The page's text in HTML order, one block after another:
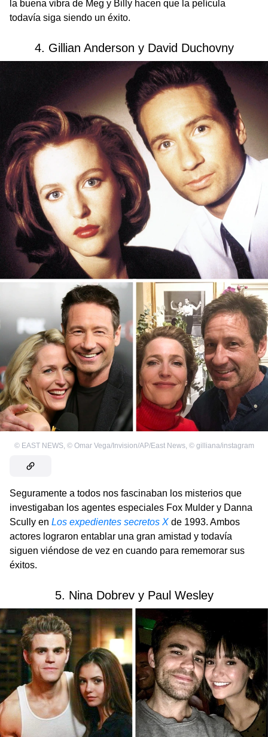
la buena vibra de Meg y Billy hacen que la película
todavía siga siendo un éxito.
4. Gillian Anderson y David Duchovny
© EAST NEWS, © Omar Vega/Invision/AP/East News, © gilliana/instagram
Seguramente a todos nos fascinaban los misterios que
investigaban los agentes especiales Fox Mulder y Danna
Scully en Los expedientes secretos X de 1993. Ambos
actores lograron entablar una gran amistad y todavía
siguen viéndose de vez en cuando para rememorar sus
éxitos.
5. Nina Dobrev y Paul Wesley